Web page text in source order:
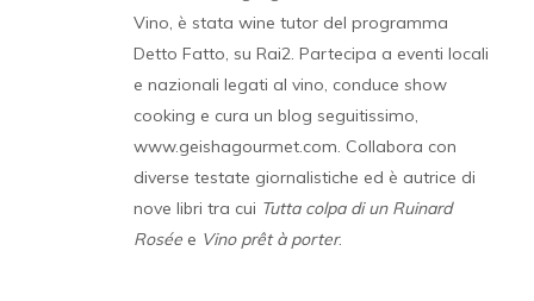
Vino, è stata wine tutor del programma
Detto Fatto, su Rai2. Partecipa a eventi locali
e nazionali legati al vino, conduce show
cooking e cura un blog seguitissimo,
www.geishagourmet.com. Collabora con
diverse testate giornalistiche ed è autrice di
nove libri tra cui Tutta colpa di un Ruinard
Rosée e Vino prêt à porter.